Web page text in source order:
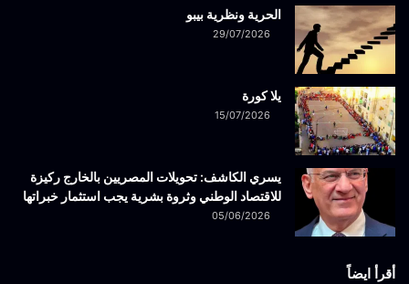
الحرية ونظرية بيبو
29/07/2026
يلا كورة
15/07/2026
يسري الكاشف: تحويلات المصريين بالخارج ركيزة
للاقتصاد الوطني وثروة بشرية يجب استثمار خبراتها
05/06/2026
أقرأ ايضاً